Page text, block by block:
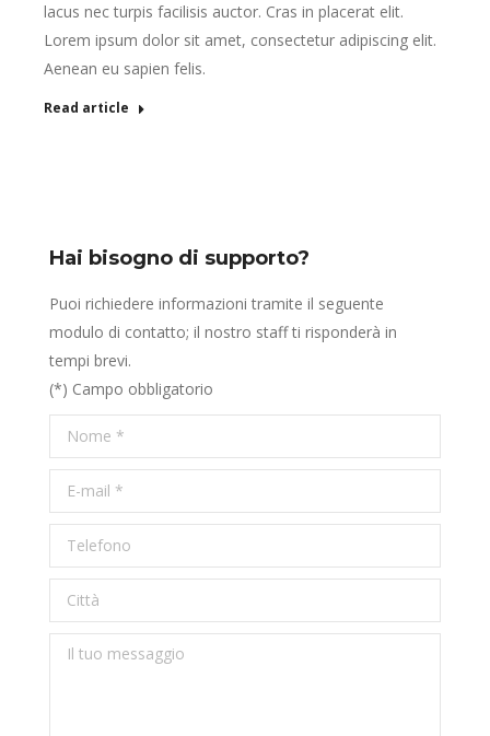
lacus nec turpis facilisis auctor. Cras in placerat elit.
Lorem ipsum dolor sit amet, consectetur adipiscing elit.
Aenean eu sapien felis.
Read article
Hai bisogno di supporto?
Puoi richiedere informazioni tramite il seguente
modulo di contatto; il nostro staff ti risponderà in
tempi brevi.
(*) Campo obbligatorio
Nome *
E-mail *
Telefono
Città
Il tuo messaggio